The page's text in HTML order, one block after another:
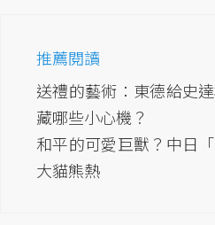
推薦閱讀
送禮的藝術：東德給史
藏哪些小心機？
和平的可愛巨獸？中日
大貓熊熱